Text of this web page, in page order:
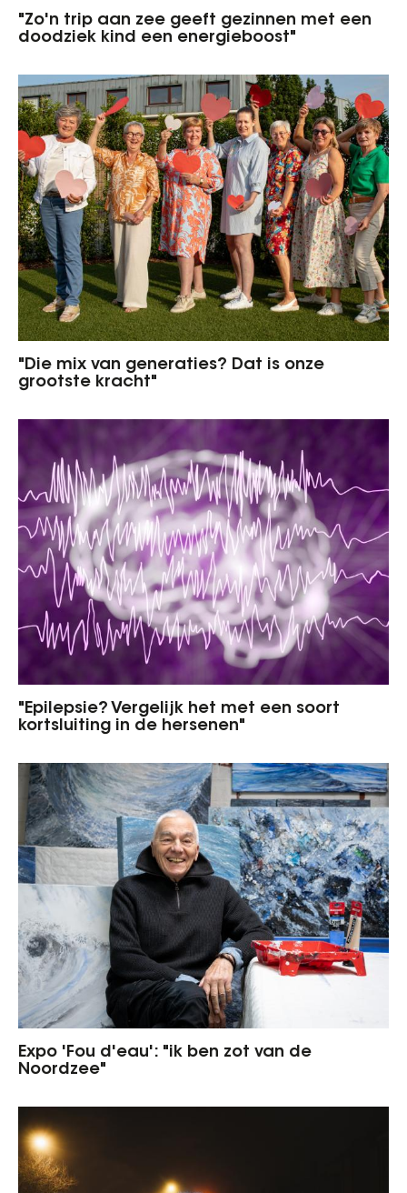
"Zo'n trip aan zee geeft gezinnen met een
doodziek kind een energieboost"
"Die mix van generaties? Dat is onze
grootste kracht"
"Epilepsie? Vergelijk het met een soort
kortsluiting in de hersenen"
Expo 'Fou d'eau': "ik ben zot van de
Noordzee"